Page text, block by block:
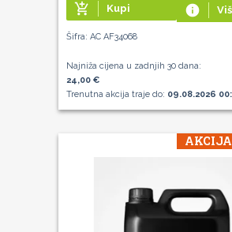
add_shopping_cart Kupi info
Šifra: AC AF34068
Najniža cijena u zadnjih 30 dana:
24,00 €
Trenutna akcija traje do: 09.08.2026
AKCIJA